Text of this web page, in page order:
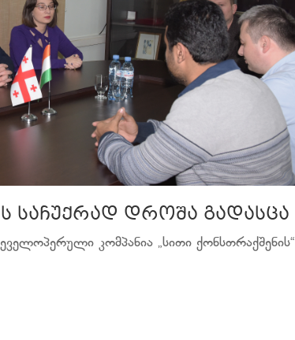
საჩუქრად დროშა გადასცა
კომპანია „სითი ქონსთრაქშენის“